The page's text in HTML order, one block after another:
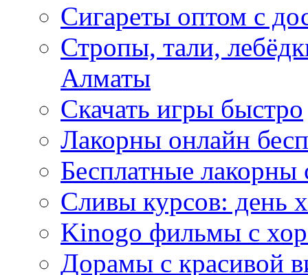
Сигареты оптом с
Стропы, тали,
Алматы
Скачать игры быстро
Лакорны онлайн
Бесплатные лакорны
Сливы курсов: день
Kinogo фильмы с
Дорамы с красивой